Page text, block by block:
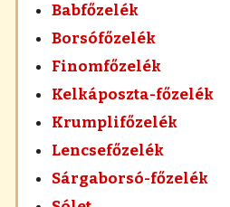
Babfőzelék
Borsófőzelék
Finomfőzelék
Kelkáposzta-főzelék
Krumplifőzelék
Lencsefőzelék
Sárgaborsó-főzelék